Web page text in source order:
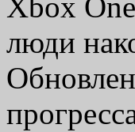
Xbox
люди